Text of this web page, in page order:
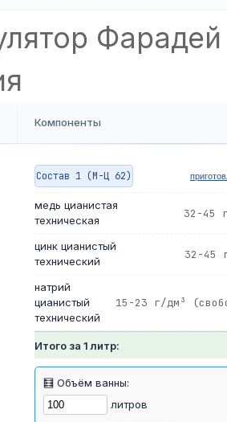
Фарадей
Компоненты
Состав 1 (М-Ц 62)
медь цианистая
техническая
32-45
цинк цианистый
технический
32-45
натрий
цианистый
технический
15-23 г/дм³
Итого за 1 литр:
🧮 Объём ванны:
литров